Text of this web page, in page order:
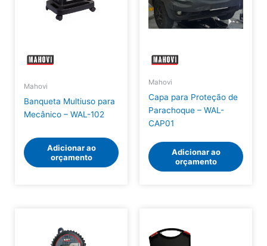
Mahovi
Banqueta Multiuso para
Mecânico – WAL-102
Adicionar ao
orçamento
Mahovi
Capa para Proteção de
Parachoque – WAL-
CAP01
Adicionar ao
orçamento